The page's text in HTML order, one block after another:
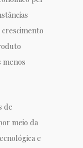
de
meio da
e